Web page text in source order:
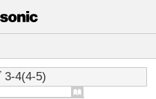
3-4(4-5)